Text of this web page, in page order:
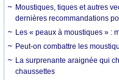
Moustiques, tiques et autres
dernières recommandations
Les « peaux à moustiques » :
Peut-on combattre les
La surprenante araignée qui
chaussettes